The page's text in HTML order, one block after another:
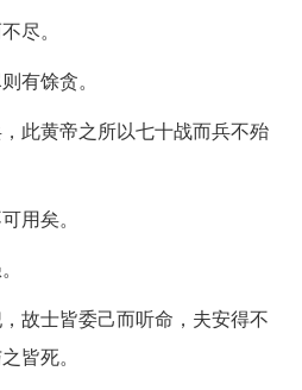
尽。
有馀贪。
此黄帝之所以七十战而兵不殆
用矣。
故士皆委己而听命，夫安得不
皆死。